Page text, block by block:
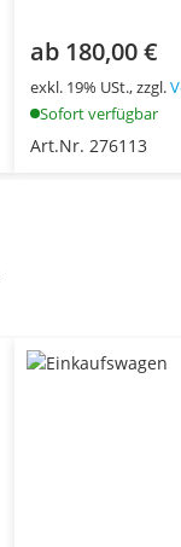
ab 180,00 €
exkl. 19% USt., zzgl.
Sofort verfügbar
Art.Nr. 276113